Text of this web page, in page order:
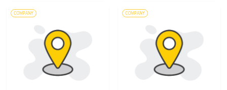
COMPANY COMPANY